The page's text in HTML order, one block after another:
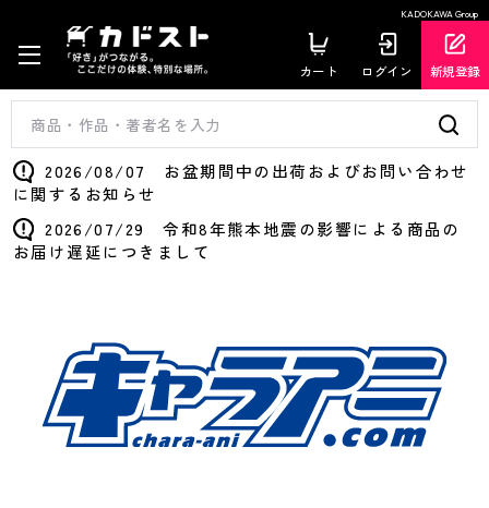
KADOKAWA Group
カート ログイン 新規登録
2026/08/07 お盆期間中の出荷およびお問い合わせ
に関するお知らせ
2026/07/29 令和8年熊本地震の影響による商品の
お届け遅延につきまして